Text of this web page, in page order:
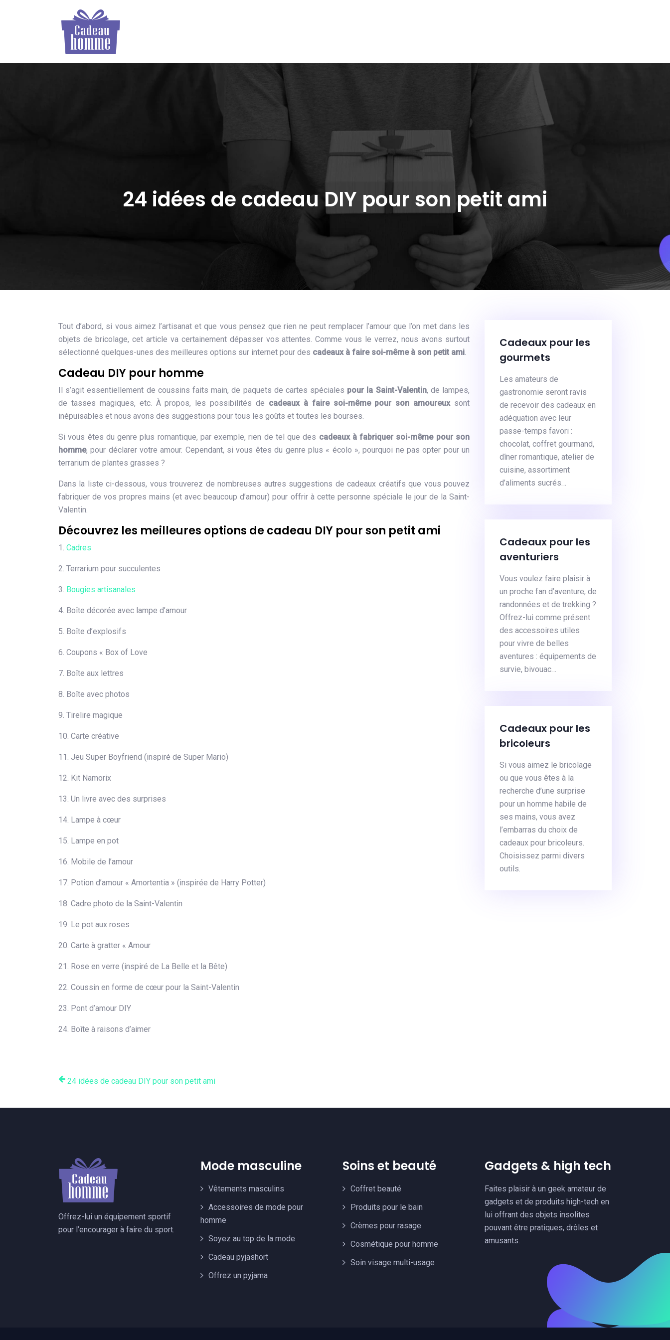
24 idées de cadeau DIY pour son petit ami
Tout d’abord, si vous aimez l’artisanat et que vous pensez que rien ne peut remplacer l’amour que l’on met dans les
objets de bricolage, cet article va certainement dépasser vos attentes. Comme vous le verrez, nous avons surtout
sélectionné quelques-unes des meilleures options sur internet pour des cadeaux à faire soi-même à son petit ami.
Cadeau DIY pour homme
Il s’agit essentiellement de coussins faits main, de paquets de cartes spéciales pour la Saint-Valentin, de lampes,
de tasses magiques, etc. À propos, les possibilités de cadeaux à faire soi-même pour son amoureux sont
inépuisables et nous avons des suggestions pour tous les goûts et toutes les bourses.
Si vous êtes du genre plus romantique, par exemple, rien de tel que des cadeaux à fabriquer soi-même pour son
homme, pour déclarer votre amour. Cependant, si vous êtes du genre plus « écolo », pourquoi ne pas opter pour un
terrarium de plantes grasses ?
Dans la liste ci-dessous, vous trouverez de nombreuses autres suggestions de cadeaux créatifs que vous pouvez
fabriquer de vos propres mains (et avec beaucoup d’amour) pour offrir à cette personne spéciale le jour de la Saint-
Valentin.
Découvrez les meilleures options de cadeau DIY pour son petit ami
1. Cadres
2. Terrarium pour succulentes
3. Bougies artisanales
4. Boîte décorée avec lampe d’amour
5. Boîte d’explosifs
6. Coupons « Box of Love
7. Boîte aux lettres
8. Boîte avec photos
9. Tirelire magique
10. Carte créative
11. Jeu Super Boyfriend (inspiré de Super Mario)
12. Kit Namorix
13. Un livre avec des surprises
14. Lampe à cœur
15. Lampe en pot
16. Mobile de l’amour
17. Potion d’amour « Amortentia » (inspirée de Harry Potter)
18. Cadre photo de la Saint-Valentin
19. Le pot aux roses
20. Carte à gratter « Amour
21. Rose en verre (inspiré de La Belle et la Bête)
22. Coussin en forme de cœur pour la Saint-Valentin
23. Pont d’amour DIY
24. Boîte à raisons d’aimer
24 idées de cadeau DIY pour son petit ami
Cadeaux pour les
gourmets
Les amateurs de
gastronomie seront ravis
de recevoir des cadeaux en
adéquation avec leur
passe-temps favori :
chocolat, coffret gourmand,
dîner romantique, atelier de
cuisine, assortiment
d’aliments sucrés…
Cadeaux pour les
aventuriers
Vous voulez faire plaisir à
un proche fan d’aventure, de
randonnées et de trekking ?
Offrez-lui comme présent
des accessoires utiles
pour vivre de belles
aventures : équipements de
survie, bivouac…
Cadeaux pour les
bricoleurs
Si vous aimez le bricolage
ou que vous êtes à la
recherche d’une surprise
pour un homme habile de
ses mains, vous avez
l’embarras du choix de
cadeaux pour bricoleurs.
Choisissez parmi divers
outils.
Offrez-lui un équipement sportif
pour l’encourager à faire du sport.
Mode masculine
Vêtements masculins
Accessoires de mode pour
homme
Soyez au top de la mode
Cadeau pyjashort
Offrez un pyjama
Soins et beauté
Coffret beauté
Produits pour le bain
Crèmes pour rasage
Cosmétique pour homme
Soin visage multi-usage
Gadgets & high tech
Faites plaisir à un geek amateur de
gadgets et de produits high-tech en
lui offrant des objets insolites
pouvant être pratiques, drôles et
amusants.